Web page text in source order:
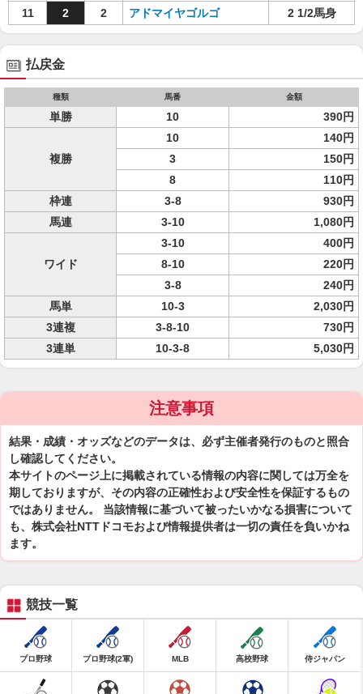
11
2 2 アドマイヤゴルゴ 2 1/2馬身
払戻金
種類 馬番 金額
単勝 10 390円
複勝
10
140円
3
150円
8
110円
枠連
3-8
930円
馬連
3-10 1,080円
ワイド
3-10
400円
8-10
220円
3-8
240円
馬単
10-3
2,030円
3連複
3-8-10
730円
3連単
10-3-8 5,030円
注意事項
結果・成績・オッズなどのデータは、必ず主催者発行のものと照合
し確認してください。
本サイトのページ上に掲載されている情報の内容に関しては万全を
期しておりますが、その内容の正確性および安全性を保証するもの
ではありません。 当該情報に基づいて被ったいかなる損害について
も、株式会社NTTドコモおよび情報提供者は一切の責任を負いかね
ます。
競技一覧
プロ野球 プロ野球(2軍) MLB 高校野球 侍ジャパン